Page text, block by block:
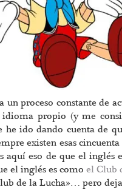
proceso constante de
propio (y me
ido dando cuenta de
existen esas
aquí eso de que el
el inglés es como el Club
de la Lucha»… pero